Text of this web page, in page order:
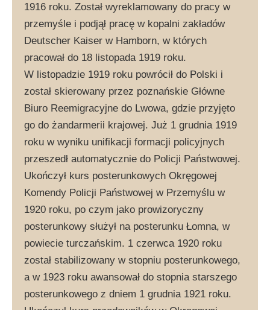
1916 roku. Został wyreklamowany do pracy w
przemyśle i podjął pracę w kopalni zakładów
Deutscher Kaiser w Hamborn, w których
pracował do 18 listopada 1919 roku.
W listopadzie 1919 roku powrócił do Polski i
został skierowany przez poznańskie Główne
Biuro Reemigracyjne do Lwowa, gdzie przyjęto
go do żandarmerii krajowej. Już 1 grudnia 1919
roku w wyniku unifikacji formacji policyjnych
przeszedł automatycznie do Policji Państwowej.
Ukończył kurs posterunkowych Okręgowej
Komendy Policji Państwowej w Przemyślu w
1920 roku, po czym jako prowizoryczny
posterunkowy służył na posterunku Łomna, w
powiecie turczańskim. 1 czerwca 1920 roku
został stabilizowany w stopniu posterunkowego,
a w 1923 roku awansował do stopnia starszego
posterunkowego z dniem 1 grudnia 1921 roku.